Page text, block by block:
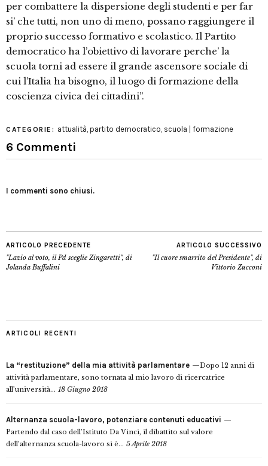
per combattere la dispersione degli studenti e per far
si’ che tutti, non uno di meno, possano raggiungere il
proprio successo formativo e scolastico. Il Partito
democratico ha l’obiettivo di lavorare perche’ la
scuola torni ad essere il grande ascensore sociale di
cui l’Italia ha bisogno, il luogo di formazione della
coscienza civica dei cittadini”.
CATEGORIE: attualità, partito democratico, scuola | formazione
6 Commenti
I commenti sono chiusi.
ARTICOLO PRECEDENTE
"Lazio al voto, il Pd sceglie Zingaretti", di
Jolanda Buffalini
ARTICOLO SUCCESSIVO
"Il cuore smarrito del Presidente", di
Vittorio Zucconi
ARTICOLI RECENTI
La “restituzione” della mia attività parlamentare
Dopo 12 anni di
attività parlamentare, sono tornata al mio lavoro di ricercatrice
all’università... 18 Giugno 2018
Alternanza scuola-lavoro, potenziare contenuti educativi
Partendo dal caso dell’Istituto Da Vinci, il dibattito sul valore
dell’alternanza scuola-lavoro si è... 5 Aprile 2018